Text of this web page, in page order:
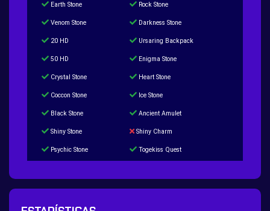
Earth Stone Rock Stone
Venom Stone Darkness Stone
20 HD Ursaring Backpack
50 HD Enigma Stone
Crystal Stone Heart Stone
Coccon Stone Ice Stone
Black Stone Ancient Amulet
Shiny Stone Shiny Charm
Psychic Stone Togekiss Quest
200 Great Ball Quest